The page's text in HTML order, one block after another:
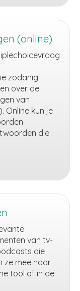
(online)
zodanig
over de
van
Online kun je
die
van tv-
die
ze mee naar
tool of in de